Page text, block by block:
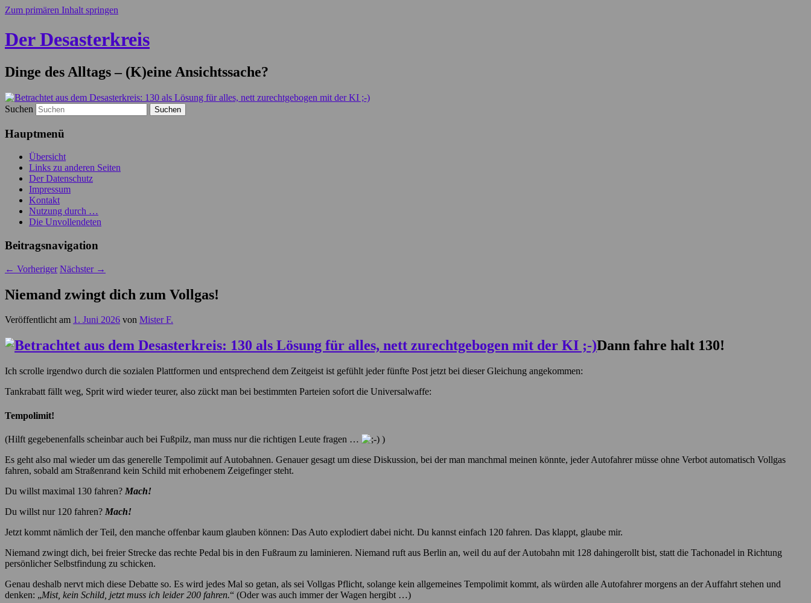
Zum primären Inhalt springen
Der Desasterkreis
Dinge des Alltags – (K)eine Ansichtssache?
Suchen
Hauptmenü
Übersicht
Links zu anderen Seiten
Der Datenschutz
Impressum
Kontakt
Nutzung durch …
Die Unvollendeten
Beitragsnavigation
← Vorheriger Nächster →
Niemand zwingt dich zum Vollgas!
Veröffentlicht am 1. Juni 2026 von Mister F.
Dann fahre halt 130!
Ich scrolle irgendwo durch die sozialen Plattformen und entsprechend dem Zeitgeist ist gefühlt jeder fünfte Post jetzt bei dieser Gleichung angekommen:
Tankrabatt fällt weg, Sprit wird wieder teurer, also zückt man bei bestimmten Parteien sofort die Universalwaffe:
Tempolimit!
(Hilft gegebenenfalls scheinbar auch bei Fußpilz, man muss nur die richtigen Leute fragen …
)
Es geht also mal wieder um das generelle Tempolimit auf Autobahnen. Genauer gesagt um diese Diskussion, bei der man manchmal meinen könnte, jeder Autofahrer müsse ohne Verbot automatisch Vollgas
fahren, sobald am Straßenrand kein Schild mit erhobenem Zeigefinger steht.
Du willst maximal 130 fahren? Mach!
Du willst nur 120 fahren? Mach!
Jetzt kommt nämlich der Teil, den manche offenbar kaum glauben können: Das Auto explodiert dabei nicht. Du kannst einfach 120 fahren. Das klappt, glaube mir.
Niemand zwingt dich, bei freier Strecke das rechte Pedal bis in den Fußraum zu laminieren. Niemand ruft aus Berlin an, weil du auf der Autobahn mit 128 dahingerollt bist, statt die Tachonadel in Richtung
persönlicher Selbstfindung zu schicken.
Genau deshalb nervt mich diese Debatte so. Es wird jedes Mal so getan, als sei Vollgas Pflicht, solange kein allgemeines Tempolimit kommt, als würden alle Autofahrer morgens an der Auffahrt stehen und
denken: „Mist, kein Schild, jetzt muss ich leider 200 fahren.“ (Oder was auch immer der Wagen hergibt …)